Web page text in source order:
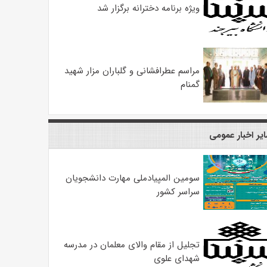
ویژه برنامه دخترانه برگزار شد
مراسم عطرافشانی و گلباران مزار شهید
گمنام
اخبار عمومی
سومین المپیادملی مهارت دانشجویان
سراسر کشور
تجلیل از مقام والای معلمان در مدرسه
شهدای علوی